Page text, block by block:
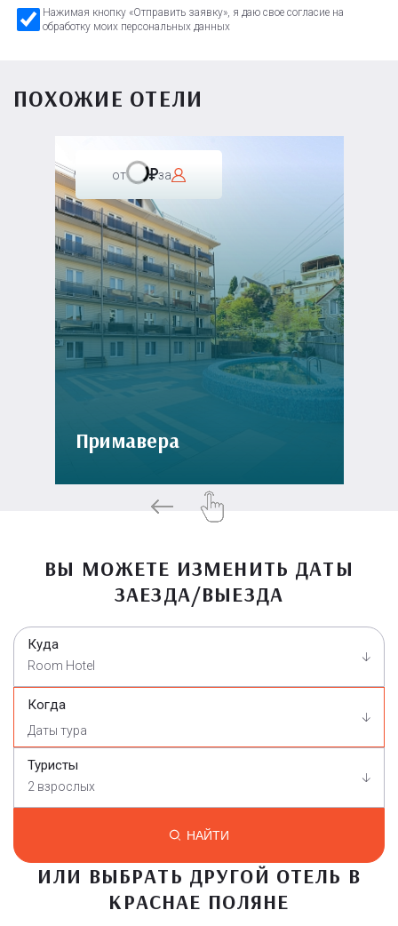
Нажимая кнопку «Отправить заявку», я даю свое согласие на
обработку моих персональных данных
ПОХОЖИЕ ОТЕЛИ
от за
Примавера
ВЫ МОЖЕТЕ ИЗМЕНИТЬ ДАТЫ
ЗАЕЗДА/ВЫЕЗДА
Куда
Room Hotel
Когда
Туристы
2 взрослых
НАЙТИ
ИЛИ ВЫБРАТЬ ДРУГОЙ ОТЕЛЬ В
КРАСНАЕ ПОЛЯНЕ